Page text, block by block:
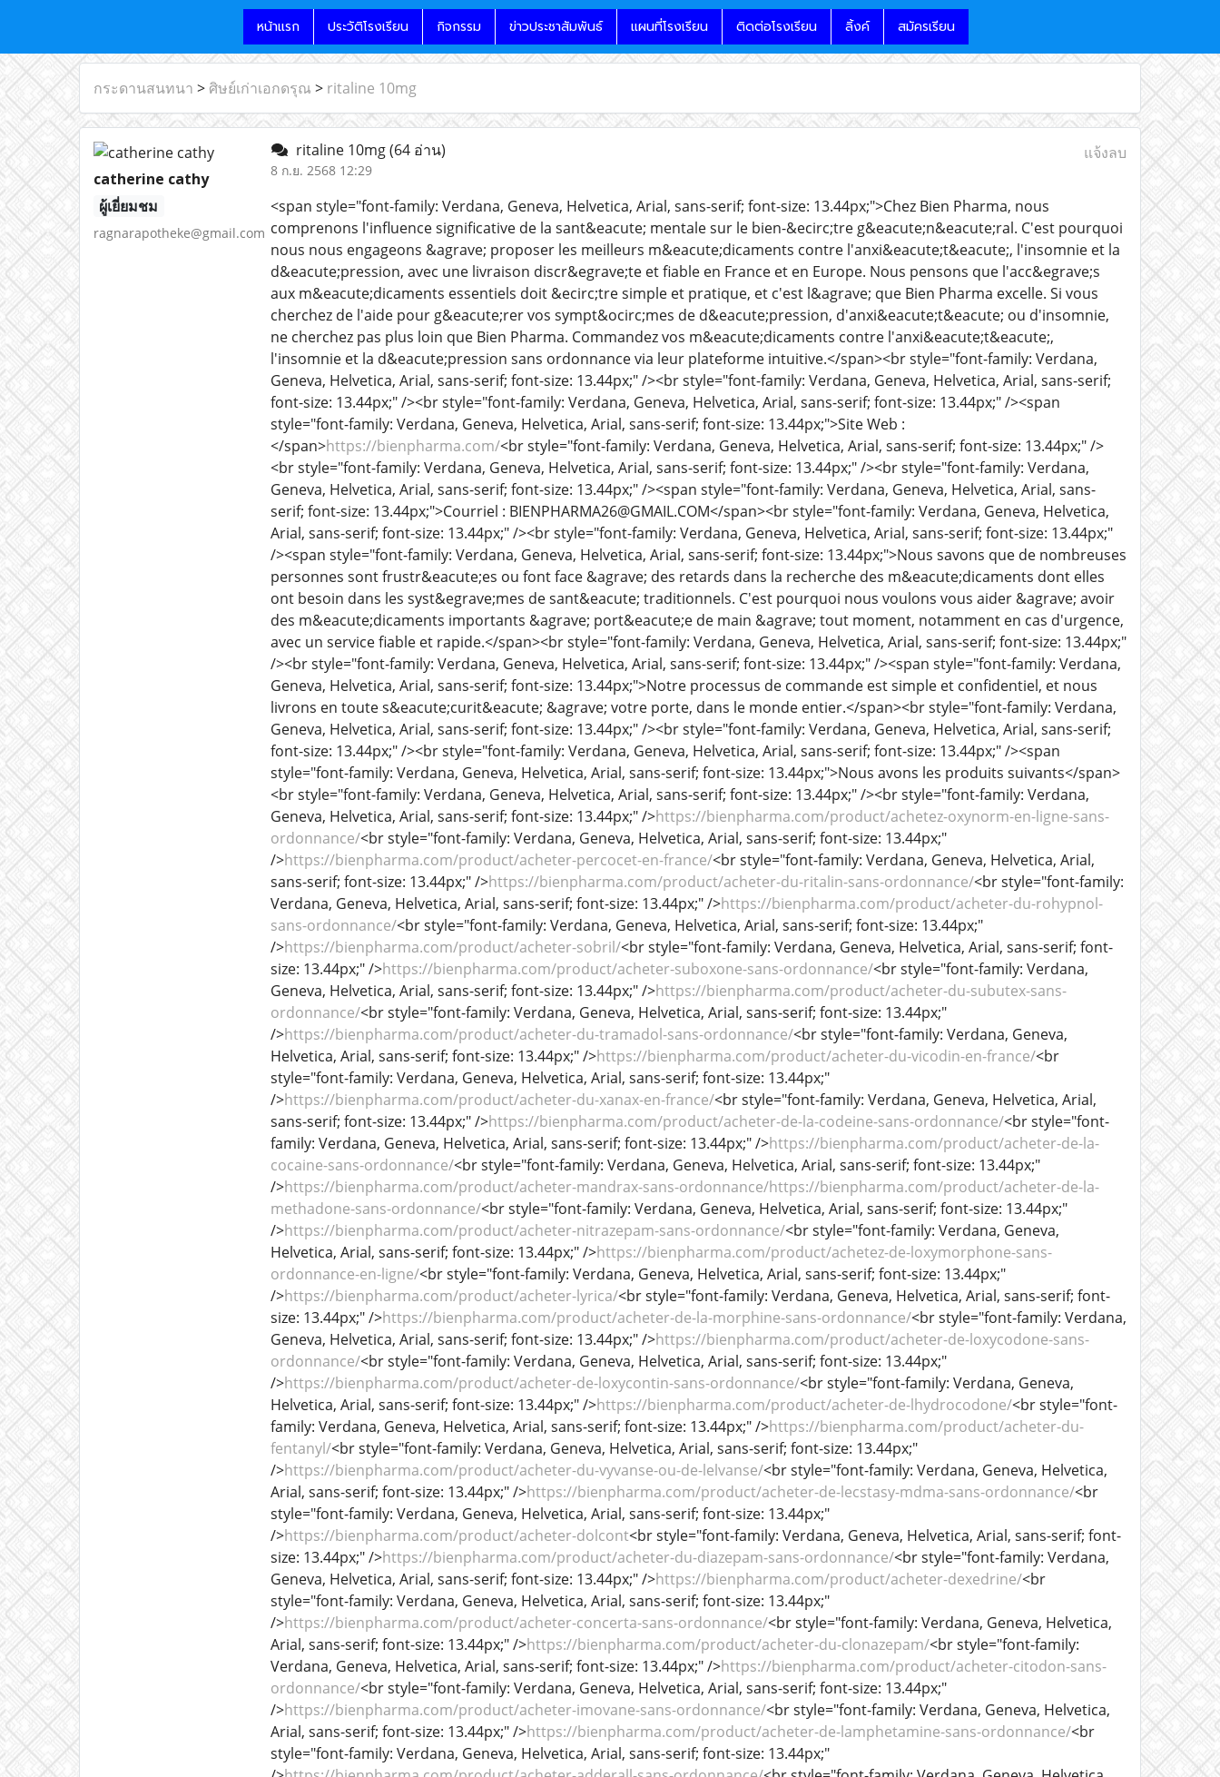
หน้าแรก ประวัติโรงเรียน กิจกรรม ข่าวประชาสัมพันธ์ แผนที่โรงเรียน ติดต่อโรงเรียน ลิ้งค์ สมัครเรียน
กระดานสนทนา > ศิษย์เก่าเอกดรุณ > ritaline 10mg
catherine cathy
ผู้เยี่ยมชม
ragnarapotheke@gmail.com
ritaline 10mg(64 อ่าน)
8 ก.ย. 2568 12:29
แจ้งลบ
<span style="font-family: Verdana, Geneva, Helvetica, Arial, sans-serif; font-size: 13.44px;">Chez Bien Pharma, nous
comprenons l'influence significative de la sant&eacute; mentale sur le bien-&ecirc;tre g&eacute;n&eacute;ral. C'est pourquoi
nous nous engageons &agrave; proposer les meilleurs m&eacute;dicaments contre l'anxi&eacute;t&eacute;, l'insomnie et la
d&eacute;pression, avec une livraison discr&egrave;te et fiable en France et en Europe. Nous pensons que l'acc&egrave;s
aux m&eacute;dicaments essentiels doit &ecirc;tre simple et pratique, et c'est l&agrave; que Bien Pharma excelle. Si vous
cherchez de l'aide pour g&eacute;rer vos sympt&ocirc;mes de d&eacute;pression, d'anxi&eacute;t&eacute; ou d'insomnie,
ne cherchez pas plus loin que Bien Pharma. Commandez vos m&eacute;dicaments contre l'anxi&eacute;t&eacute;,
l'insomnie et la d&eacute;pression sans ordonnance via leur plateforme intuitive.</span><br style="font-family: Verdana,
Geneva, Helvetica, Arial, sans-serif; font-size: 13.44px;" /><br style="font-family: Verdana, Geneva, Helvetica, Arial, sans-serif;
font-size: 13.44px;" /><br style="font-family: Verdana, Geneva, Helvetica, Arial, sans-serif; font-size: 13.44px;" /><span
style="font-family: Verdana, Geneva, Helvetica, Arial, sans-serif; font-size: 13.44px;">Site Web :
</span>https://bienpharma.com/<br style="font-family: Verdana, Geneva, Helvetica, Arial, sans-serif; font-size: 13.44px;" />
<br style="font-family: Verdana, Geneva, Helvetica, Arial, sans-serif; font-size: 13.44px;" /><br style="font-family: Verdana,
Geneva, Helvetica, Arial, sans-serif; font-size: 13.44px;" /><span style="font-family: Verdana, Geneva, Helvetica, Arial, sans-
serif; font-size: 13.44px;">Courriel : BIENPHARMA26@GMAIL.COM</span><br style="font-family: Verdana, Geneva, Helvetica,
Arial, sans-serif; font-size: 13.44px;" /><br style="font-family: Verdana, Geneva, Helvetica, Arial, sans-serif; font-size: 13.44px;"
/><span style="font-family: Verdana, Geneva, Helvetica, Arial, sans-serif; font-size: 13.44px;">Nous savons que de nombreuses
personnes sont frustr&eacute;es ou font face &agrave; des retards dans la recherche des m&eacute;dicaments dont elles
ont besoin dans les syst&egrave;mes de sant&eacute; traditionnels. C'est pourquoi nous voulons vous aider &agrave; avoir
des m&eacute;dicaments importants &agrave; port&eacute;e de main &agrave; tout moment, notamment en cas d'urgence,
avec un service fiable et rapide.</span><br style="font-family: Verdana, Geneva, Helvetica, Arial, sans-serif; font-size: 13.44px;"
/><br style="font-family: Verdana, Geneva, Helvetica, Arial, sans-serif; font-size: 13.44px;" /><span style="font-family: Verdana,
Geneva, Helvetica, Arial, sans-serif; font-size: 13.44px;">Notre processus de commande est simple et confidentiel, et nous
livrons en toute s&eacute;curit&eacute; &agrave; votre porte, dans le monde entier.</span><br style="font-family: Verdana,
Geneva, Helvetica, Arial, sans-serif; font-size: 13.44px;" /><br style="font-family: Verdana, Geneva, Helvetica, Arial, sans-serif;
font-size: 13.44px;" /><br style="font-family: Verdana, Geneva, Helvetica, Arial, sans-serif; font-size: 13.44px;" /><span
style="font-family: Verdana, Geneva, Helvetica, Arial, sans-serif; font-size: 13.44px;">Nous avons les produits suivants</span>
<br style="font-family: Verdana, Geneva, Helvetica, Arial, sans-serif; font-size: 13.44px;" /><br style="font-family: Verdana,
Geneva, Helvetica, Arial, sans-serif; font-size: 13.44px;" />https://bienpharma.com/product/achetez-oxynorm-en-ligne-sans-
ordonnance/<br style="font-family: Verdana, Geneva, Helvetica, Arial, sans-serif; font-size: 13.44px;"
/>https://bienpharma.com/product/acheter-percocet-en-france/<br style="font-family: Verdana, Geneva, Helvetica, Arial,
sans-serif; font-size: 13.44px;" />https://bienpharma.com/product/acheter-du-ritalin-sans-ordonnance/<br style="font-family:
Verdana, Geneva, Helvetica, Arial, sans-serif; font-size: 13.44px;" />https://bienpharma.com/product/acheter-du-rohypnol-
sans-ordonnance/<br style="font-family: Verdana, Geneva, Helvetica, Arial, sans-serif; font-size: 13.44px;"
/>https://bienpharma.com/product/acheter-sobril/<br style="font-family: Verdana, Geneva, Helvetica, Arial, sans-serif; font-
size: 13.44px;" />https://bienpharma.com/product/acheter-suboxone-sans-ordonnance/<br style="font-family: Verdana,
Geneva, Helvetica, Arial, sans-serif; font-size: 13.44px;" />https://bienpharma.com/product/acheter-du-subutex-sans-
ordonnance/<br style="font-family: Verdana, Geneva, Helvetica, Arial, sans-serif; font-size: 13.44px;"
/>https://bienpharma.com/product/acheter-du-tramadol-sans-ordonnance/<br style="font-family: Verdana, Geneva,
Helvetica, Arial, sans-serif; font-size: 13.44px;" />https://bienpharma.com/product/acheter-du-vicodin-en-france/<br
style="font-family: Verdana, Geneva, Helvetica, Arial, sans-serif; font-size: 13.44px;"
/>https://bienpharma.com/product/acheter-du-xanax-en-france/<br style="font-family: Verdana, Geneva, Helvetica, Arial,
sans-serif; font-size: 13.44px;" />https://bienpharma.com/product/acheter-de-la-codeine-sans-ordonnance/<br style="font-
family: Verdana, Geneva, Helvetica, Arial, sans-serif; font-size: 13.44px;" />https://bienpharma.com/product/acheter-de-la-
cocaine-sans-ordonnance/<br style="font-family: Verdana, Geneva, Helvetica, Arial, sans-serif; font-size: 13.44px;"
/>https://bienpharma.com/product/acheter-mandrax-sans-ordonnance/https://bienpharma.com/product/acheter-de-la-
methadone-sans-ordonnance/<br style="font-family: Verdana, Geneva, Helvetica, Arial, sans-serif; font-size: 13.44px;"
/>https://bienpharma.com/product/acheter-nitrazepam-sans-ordonnance/<br style="font-family: Verdana, Geneva,
Helvetica, Arial, sans-serif; font-size: 13.44px;" />https://bienpharma.com/product/achetez-de-loxymorphone-sans-
ordonnance-en-ligne/<br style="font-family: Verdana, Geneva, Helvetica, Arial, sans-serif; font-size: 13.44px;"
/>https://bienpharma.com/product/acheter-lyrica/<br style="font-family: Verdana, Geneva, Helvetica, Arial, sans-serif; font-
size: 13.44px;" />https://bienpharma.com/product/acheter-de-la-morphine-sans-ordonnance/<br style="font-family: Verdana,
Geneva, Helvetica, Arial, sans-serif; font-size: 13.44px;" />https://bienpharma.com/product/acheter-de-loxycodone-sans-
ordonnance/<br style="font-family: Verdana, Geneva, Helvetica, Arial, sans-serif; font-size: 13.44px;"
/>https://bienpharma.com/product/acheter-de-loxycontin-sans-ordonnance/<br style="font-family: Verdana, Geneva,
Helvetica, Arial, sans-serif; font-size: 13.44px;" />https://bienpharma.com/product/acheter-de-lhydrocodone/<br style="font-
family: Verdana, Geneva, Helvetica, Arial, sans-serif; font-size: 13.44px;" />https://bienpharma.com/product/acheter-du-
fentanyl/<br style="font-family: Verdana, Geneva, Helvetica, Arial, sans-serif; font-size: 13.44px;"
/>https://bienpharma.com/product/acheter-du-vyvanse-ou-de-lelvanse/<br style="font-family: Verdana, Geneva, Helvetica,
Arial, sans-serif; font-size: 13.44px;" />https://bienpharma.com/product/acheter-de-lecstasy-mdma-sans-ordonnance/<br
style="font-family: Verdana, Geneva, Helvetica, Arial, sans-serif; font-size: 13.44px;"
/>https://bienpharma.com/product/acheter-dolcont<br style="font-family: Verdana, Geneva, Helvetica, Arial, sans-serif; font-
size: 13.44px;" />https://bienpharma.com/product/acheter-du-diazepam-sans-ordonnance/<br style="font-family: Verdana,
Geneva, Helvetica, Arial, sans-serif; font-size: 13.44px;" />https://bienpharma.com/product/acheter-dexedrine/<br
style="font-family: Verdana, Geneva, Helvetica, Arial, sans-serif; font-size: 13.44px;"
/>https://bienpharma.com/product/acheter-concerta-sans-ordonnance/<br style="font-family: Verdana, Geneva, Helvetica,
Arial, sans-serif; font-size: 13.44px;" />https://bienpharma.com/product/acheter-du-clonazepam/<br style="font-family:
Verdana, Geneva, Helvetica, Arial, sans-serif; font-size: 13.44px;" />https://bienpharma.com/product/acheter-citodon-sans-
ordonnance/<br style="font-family: Verdana, Geneva, Helvetica, Arial, sans-serif; font-size: 13.44px;"
/>https://bienpharma.com/product/acheter-imovane-sans-ordonnance/<br style="font-family: Verdana, Geneva, Helvetica,
Arial, sans-serif; font-size: 13.44px;" />https://bienpharma.com/product/acheter-de-lamphetamine-sans-ordonnance/<br
style="font-family: Verdana, Geneva, Helvetica, Arial, sans-serif; font-size: 13.44px;"